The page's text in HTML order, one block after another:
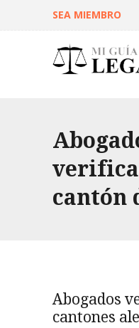
SEA MIEMBRO
cantón
Abogados
cantones